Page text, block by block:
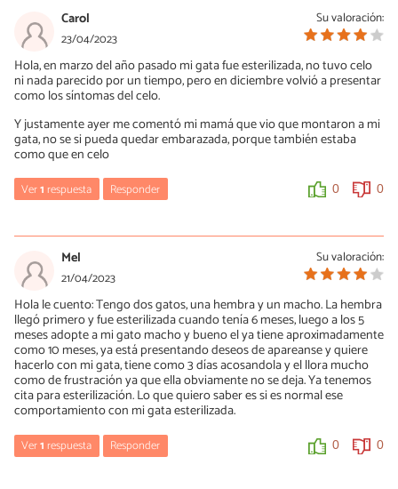
12/12/2023
Hola, son gatos, no personas, no tienen ningún interés en tener
relaciones si no es para reproducirse. No creo que encuentres a
ningún veterinario que le ligue las trompas a una gata en vez de
castrarla, extirpando ovarios o útero y ovarios, no solo para que
no se reproduzca, sino para que no pase el estrés asociado al celo
ni ninguna de las enfermedades que a él se asocian (piometra,
tumores mamarios, etc.). Por cierto, los machos también deben
ser castrados. En países como España hasta es obligatorio. Un
saludo.
1 0
Su valoración:
Carol
23/04/2023
Hola, en marzo del año pasado mi gata fue esterilizada, no tuvo celo
ni nada parecido por un tiempo, pero en diciembre volvió a presentar
como los síntomas del celo.
Y justamente ayer me comentó mi mamá que vio que montaron a mi
gata, no se si pueda quedar embarazada, porque también estaba
como que en celo
Ver1respuesta Responder 0 0
Hola, habría que comprobar que no le ha quedado ningún resto
ovárico que pueda dar lugar al celo y a las enfermedades
derivadas de las hormonas. Tampoco mencionas si en la
castración se extirparon los ovarios y el útero o solo los ovarios.
Sin útero no puede haber gestación. Un saludo.
0
Su valoración:
Mel
21/04/2023
Hola le cuento: Tengo dos gatos, una hembra y un macho. La hembra
llegó primero y fue esterilizada cuando tenía 6 meses, luego a los 5
meses adopte a mi gato macho y bueno el ya tiene aproximadamente
como 10 meses, ya está presentando deseos de apareanse y quiere
hacerlo con mi gata, tiene como 3 días acosandola y el llora mucho
como de frustración ya que ella obviamente no se deja. Ya tenemos
cita para esterilización. Lo que quiero saber es si es normal ese
comportamiento con mi gata esterilizada.
Ver1respuesta Responder 0 0